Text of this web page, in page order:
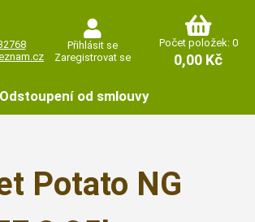
Přihlásit se
Zaregistrovat se
Počet položek: 0
0,00 Kč
Odstoupení od smlouvy
Potato NG